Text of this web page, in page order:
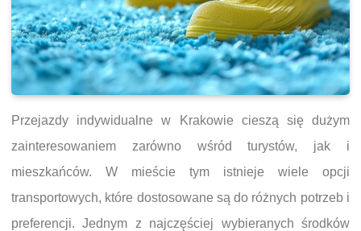
Przejazdy indywidualne w Krakowie cieszą się dużym
zainteresowaniem zarówno wśród turystów, jak i
mieszkańców. W mieście tym istnieje wiele opcji
transportowych, które dostosowane są do różnych potrzeb i
preferencji. Jednym z najczęściej wybieranych środków